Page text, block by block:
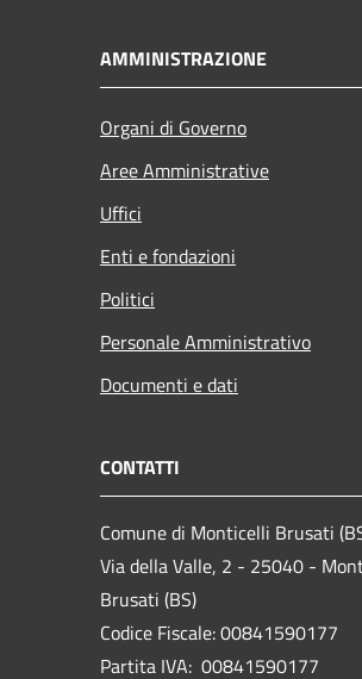
AMMINISTRAZIONE
Organi di Governo
Aree Amministrative
Uffici
Enti e fondazioni
Politici
Personale Amministrativo
Documenti e dati
CONTATTI
Comune di Monticelli Brusati
Via della Valle, 2 - 25040 -
Brusati (BS)
Codice Fiscale: 00841590177
Partita IVA: 00841590177